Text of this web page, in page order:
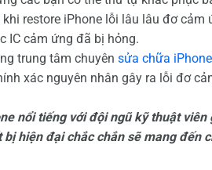
restore iPhone lỗi lâu lâu đơ cảm
IC cảm ứng đã bị hỏng.
trung tâm chuyên sửa chữa iPhone
xác nguyên nhân gây ra lỗi đơ
nổi tiếng với đội ngũ kỹ thuật viên
hiện đại chắc chắn sẽ mang đến